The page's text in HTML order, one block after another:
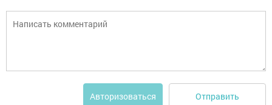
Авторизоваться Отправить